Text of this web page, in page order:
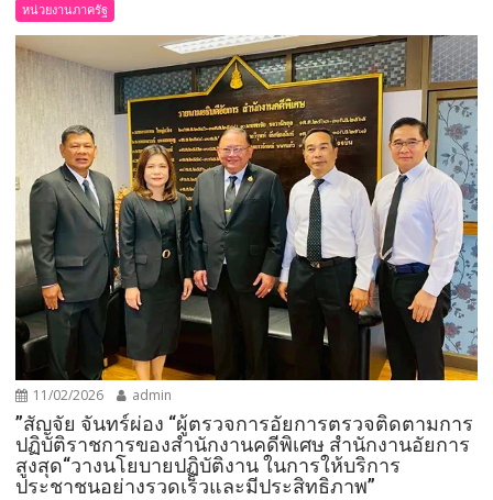
หน่วยงานภาครัฐ
11/02/2026 admin
”สัญจัย จันทร์ผ่อง “ผู้ตรวจการอัยการตรวจติดตามการ
ปฏิบัติราชการของสำนักงานคดีพิเศษ สำนักงานอัยการ
สูงสุด“วางนโยบายปฏิบัติงาน ในการให้บริการ
ประชาชนอย่างรวดเร็วและมีประสิทธิภาพ”